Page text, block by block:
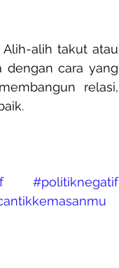
alih takut atau
dengan cara yang
relasi,
#politiknegatif